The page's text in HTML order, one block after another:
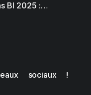
BI 2025 :…
sociaux !